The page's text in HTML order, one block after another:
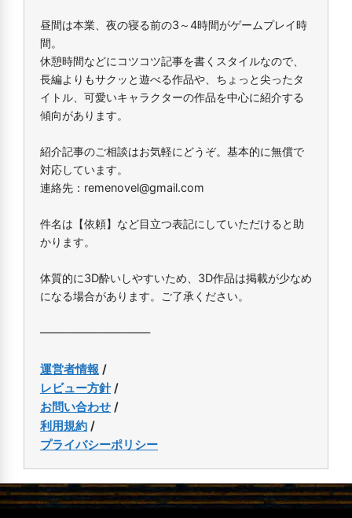
昼間は本業、夜の寝る前の3～4時間がゲームプレイ時
間。
休憩時間などにコツコツ記事を書くスタイルなので、
長編よりもサクッと遊べる作品や、ちょっと尖ったタ
イトル、可愛いキャラクターの作品を中心に紹介する
傾向があります。
紹介記事のご相談はお気軽にどうぞ。基本的に無償で
対応しています。
連絡先：remenovel@gmail.com
件名は【依頼】など目立つ表記にしていただけると助
かります。
体質的に3D酔いしやすいため、3D作品は掲載が少なめ
になる場合があります。ご了承ください。
――――――――――
運営者情報 /
レビュー方針/
お問い合わせ /
利用規約 /
プライバシーポリシー